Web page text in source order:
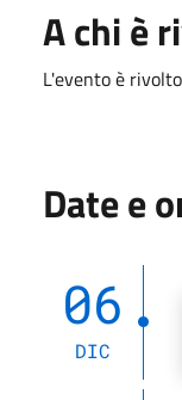
A chi è
L'evento è
Date e
06
DIC